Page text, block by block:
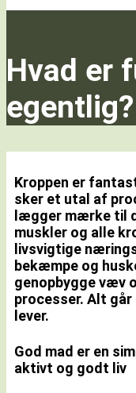
Hvad er
egentlig?
Kroppen er
sker et utal af
lægger mærke til
muskler og alle
livsvigtige
bekæmpe og
genopbygge væv
processer. Alt går
lever.
God mad er en
aktivt og godt liv